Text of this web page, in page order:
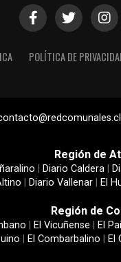
POLÍTICA DE
Región de
Diario Caldera
Diario Vallenar El
Región de
El Vicuñense El
El Combarbalino El